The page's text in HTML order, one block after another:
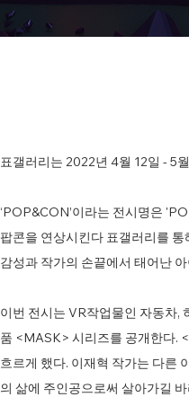
표갤러리는 2022년 4월 12일 - 5
‘POP&CON’이라는 전시명은
팝콘을 연상시킨다 표갤러리를
감성과 작가의 손끝에서 태어난
이번 전시는 VR작업물인 자동차,
품 <MASK> 시리즈를 공개한다.
흐르게 했다. 이재혁 작가는 다른
의 삶에 주인공으로써 살아가길